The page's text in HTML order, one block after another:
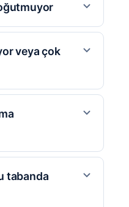
veya çok
tabanda